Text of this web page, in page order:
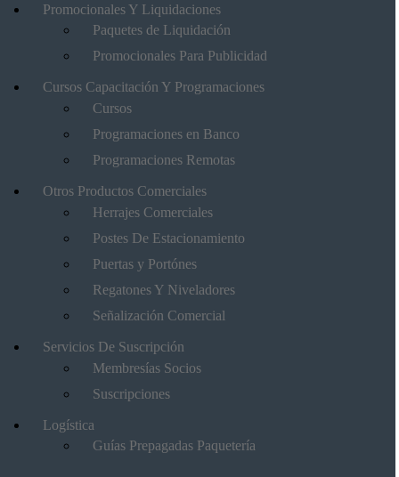
Promocionales Y Liquidaciones
Paquetes de Liquidación
Promocionales Para Publicidad
Cursos Capacitación Y Programaciones
Cursos
Programaciones en Banco
Programaciones Remotas
Otros Productos Comerciales
Herrajes Comerciales
Postes De Estacionamiento
Puertas y Portónes
Regatones Y Niveladores
Señalización Comercial
Servicios De Suscripción
Membresías Socios
Suscripciones
Logística
Guías Prepagadas Paquetería